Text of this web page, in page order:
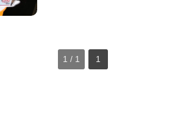
1 / 1 1